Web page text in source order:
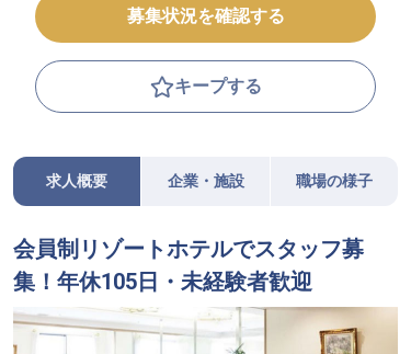
募集状況を確認する
キープする
求人概要 企業・施設 職場の様子
会員制リゾートホテルでスタッフ募
集！年休105日・未経験者歓迎